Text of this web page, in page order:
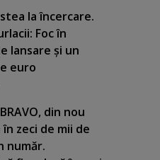
la încercare.
Foc în
lansare şi un
euro
din nou
zeci de mii de
număr.